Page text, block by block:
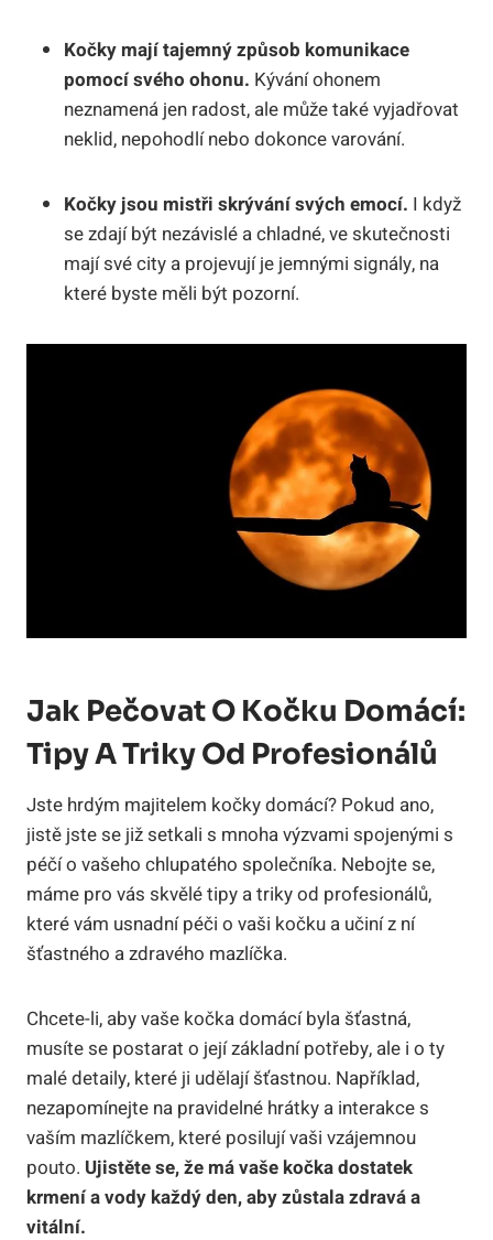
Kočky mají tajemný způsob komunikace
pomocí svého ohonu. Kývání ohonem
neznamená jen radost, ale může také vyjadřovat
neklid, nepohodlí nebo dokonce varování.
Kočky jsou mistři skrývání svých emocí. I když
se zdají být nezávislé a chladné, ve skutečnosti
mají své city a projevují je jemnými signály, na
které byste měli být pozorní.
Jak Pečovat O Kočku Domácí:
Tipy A Triky Od Profesionálů
Jste hrdým majitelem kočky domácí? Pokud ano,
jistě jste se již setkali s mnoha výzvami spojenými s
péčí o vašeho chlupatého společníka. Nebojte se,
máme pro vás skvělé tipy a triky od profesionálů,
které vám usnadní péči o vaši kočku a učiní z ní
šťastného a zdravého mazlíčka.
Chcete-li, aby vaše kočka domácí byla šťastná,
musíte se postarat o její základní potřeby, ale i o ty
malé detaily, které ji udělají šťastnou. Například,
nezapomínejte na pravidelné hrátky a interakce s
vaším mazlíčkem, které posilují vaši vzájemnou
pouto. Ujistěte se, že má vaše kočka dostatek
krmení a vody každý den, aby zůstala zdravá a
vitální.